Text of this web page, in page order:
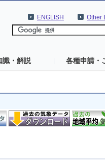
Other
ENGLISH
識・解説 各種申請・